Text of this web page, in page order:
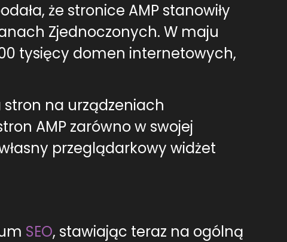
że stronice AMP stanowiły
Zjednoczonych. W maju
tysięcy domen internetowych,
stron na urządzeniach
AMP zarówno w swojej
przeglądarkowy widżet
SEO, stawiając teraz na ogólną